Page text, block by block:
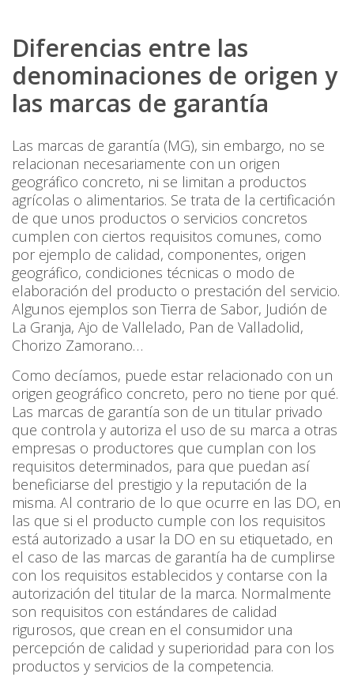
Diferencias entre las
denominaciones de origen y
las marcas de garantía
Las marcas de garantía (MG), sin embargo, no se
relacionan necesariamente con un origen
geográfico concreto, ni se limitan a productos
agrícolas o alimentarios. Se trata de la certificación
de que unos productos o servicios concretos
cumplen con ciertos requisitos comunes, como
por ejemplo de calidad, componentes, origen
geográfico, condiciones técnicas o modo de
elaboración del producto o prestación del servicio.
Algunos ejemplos son Tierra de Sabor, Judión de
La Granja, Ajo de Vallelado, Pan de Valladolid,
Chorizo Zamorano…
Como decíamos, puede estar relacionado con un
origen geográfico concreto, pero no tiene por qué.
Las marcas de garantía son de un titular privado
que controla y autoriza el uso de su marca a otras
empresas o productores que cumplan con los
requisitos determinados, para que puedan así
beneficiarse del prestigio y la reputación de la
misma. Al contrario de lo que ocurre en las DO, en
las que si el producto cumple con los requisitos
está autorizado a usar la DO en su etiquetado, en
el caso de las marcas de garantía ha de cumplirse
con los requisitos establecidos y contarse con la
autorización del titular de la marca. Normalmente
son requisitos con estándares de calidad
rigurosos, que crean en el consumidor una
percepción de calidad y superioridad para con los
productos y servicios de la competencia.